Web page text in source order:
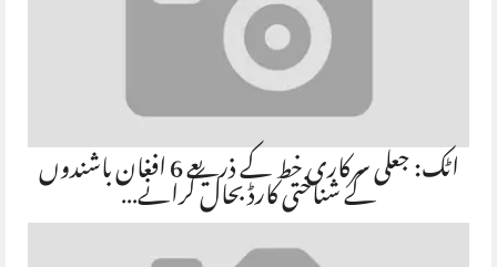
اٹک: جعلی سرکاری خط کے ذریعے 6 افغان باشندوںکے شناختی کارڈ بحال کرانے…